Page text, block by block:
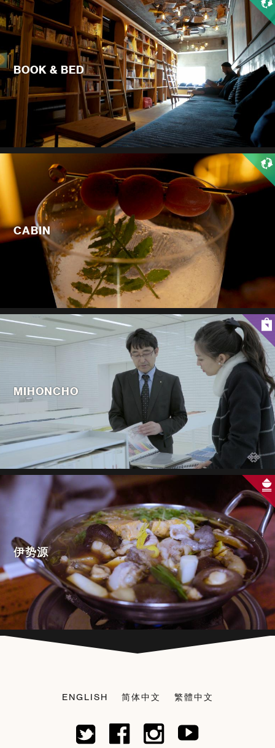
BOOK & BED
CABIN
MIHONCHO
伊势源
ENGLISH 简体中文 繁體中文